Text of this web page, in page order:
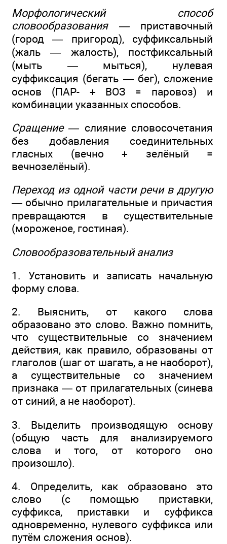
Морфологический способ
словообразования —приставочный
(город — пригород), суффиксальный
(жаль — жалость), постфиксальный
(мыть — мыться), нулевая
суффиксация (бегать — бег), сложение
основ (ПАР- + ВОЗ = паровоз) и
комбинации указанных способов.
Сращение — слияние словосочетания
без добавления соединительных
гласных (вечно + зелёный =
вечнозелёный).
Переход из одной части речи в другую
— обычно прилагательные и причастия
превращаются в существительные
(мороженое, гостиная).
Словообразовательный анализ
1. Установить и записать начальную
форму слова.
2. Выяснить, от какого слова
образовано это слово. Важно помнить,
что существительные со значением
действия, как правило, образованы от
глаголов (шаг от шагать, а не наоборот),
а существительные со значением
признака — от прилагательных (синева
от синий, а не наоборот).
3. Выделить производящую основу
(общую часть для анализируемого
слова и того, от которого оно
произошло).
4. Определить, как образовано это
слово (с помощью приставки,
суффикса, приставки и суффикса
одновременно, нулевого суффикса или
путём сложения основ).